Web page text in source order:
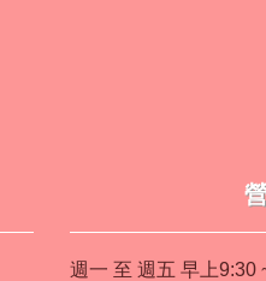
週一 至 週五 早上9:30